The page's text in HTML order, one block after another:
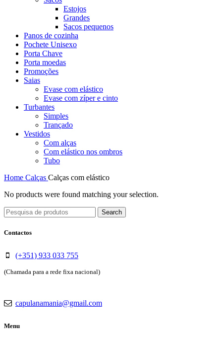
Estojos
Grandes
Sacos pequenos
Panos de cozinha
Pochete Unisexo
Porta Chave
Porta moedas
Promoções
Saias
Evase com elástico
Evase com zíper e cinto
Turbantes
Simples
Trançado
Vestidos
Com alças
Com elástico nos ombros
Tubo
Home Calças Calças com elástico
No products were found matching your selection.
Search
Contactos
(+351) 933 033 755
(Chamada para a rede fixa nacional)
capulanamania@gmail.com
Menu